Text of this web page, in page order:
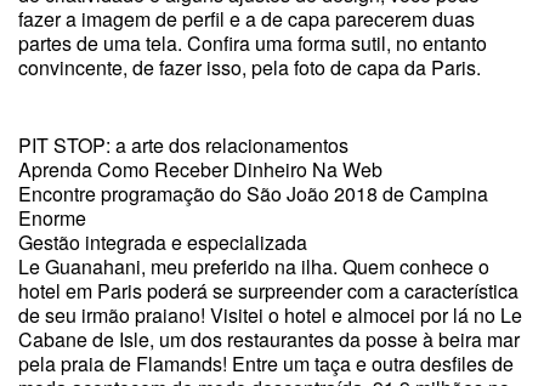
fazer a imagem de perfil e a de capa parecerem duas
partes de uma tela. Confira uma forma sutil, no entanto
convincente, de fazer isso, pela foto de capa da Paris.
PIT STOP: a arte dos relacionamentos
Aprenda Como Receber Dinheiro Na Web
Encontre programação do São João 2018 de Campina
Enorme
Gestão integrada e especializada
Le Guanahani, meu preferido na ilha. Quem conhece o
hotel em Paris poderá se surpreender com a característica
de seu irmão praiano! Visitei o hotel e almocei por lá no Le
Cabane de Isle, um dos restaurantes da posse à beira mar
pela praia de Flamands! Entre um taça e outra desfiles de